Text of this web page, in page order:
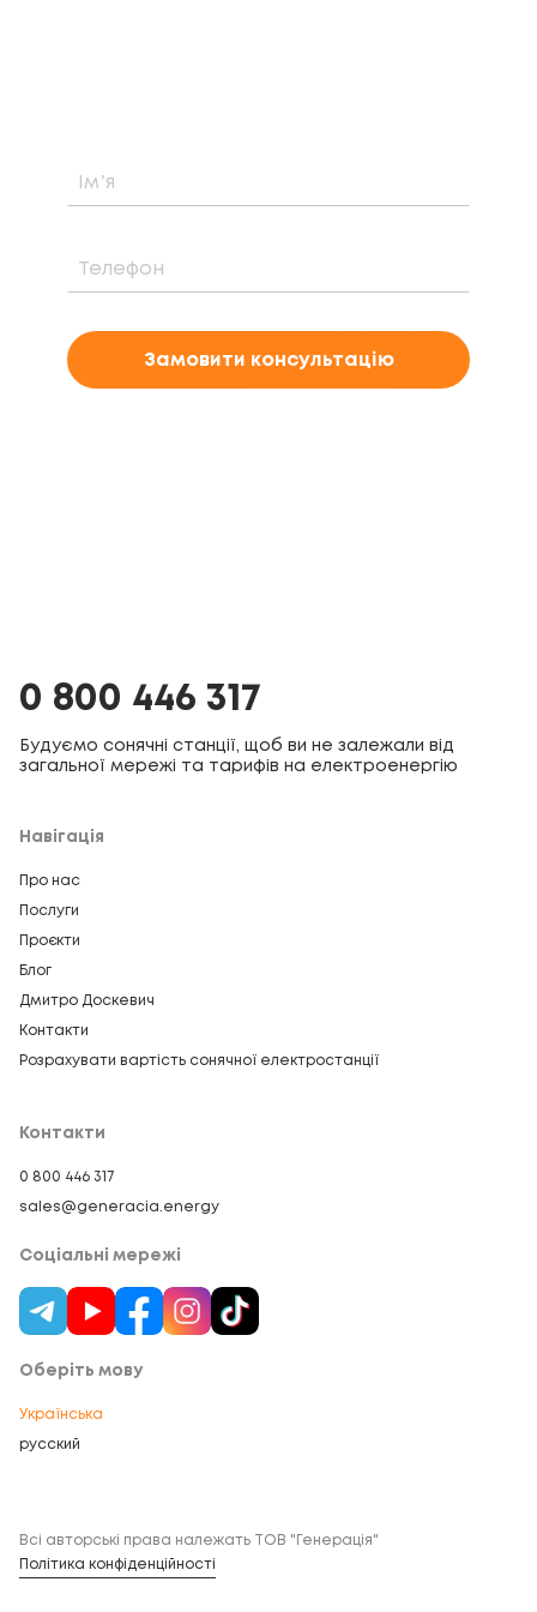
Замовити консультацію
0 800 446 317
Будуємо сонячні станції, щоб ви не залежали від
загальної мережі та тарифів на електроенергію
Навігація
Про нас
Послуги
Проєкти
Блог
Дмитро Доскевич
Контакти
Розрахувати вартість сонячної електростанції
Контакти
0 800 446 317
sales@generacia.energy
Соціальні мережі
Оберіть мову
Українська
русский
Всі авторські права належать ТОВ "Генерація"
Політика конфіденційності